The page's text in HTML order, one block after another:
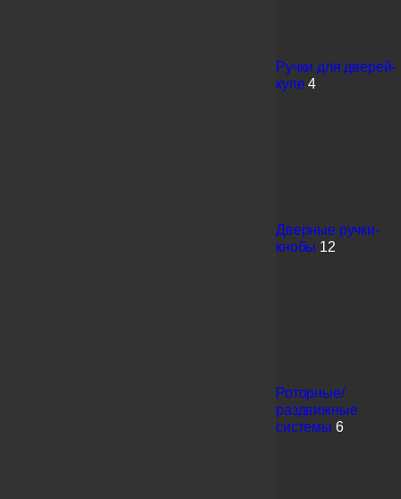
Ручки для дверей-
купе 4
Дверные ручки-
кнобы 12
Роторные/
раздвижные
системы 6